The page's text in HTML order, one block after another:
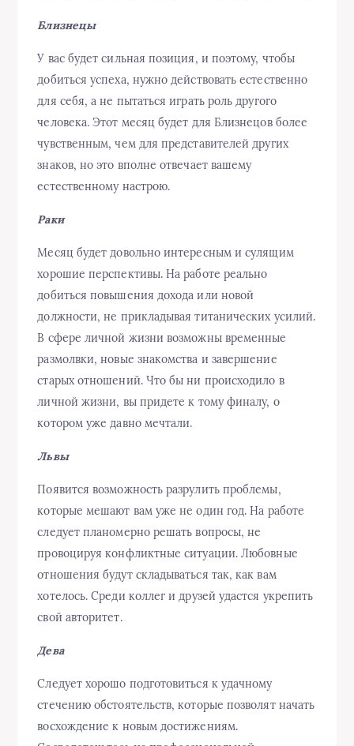
Близнецы
У вас будет сильная позиция, и поэтому, чтобы
добиться успеха, нужно действовать естественно
для себя, а не пытаться играть роль другого
человека. Этот месяц будет для Близнецов более
чувственным, чем для представителей других
знаков, но это вполне отвечает вашему
естественному настрою.
Раки
Месяц будет довольно интересным и сулящим
хорошие перспективы. На работе реально
добиться повышения дохода или новой
должности, не прикладывая титанических усилий.
В сфере личной жизни возможны временные
размолвки, новые знакомства и завершение
старых отношений. Что бы ни происходило в
личной жизни, вы придете к тому финалу, о
котором уже давно мечтали.
Львы
Появится возможность разрулить проблемы,
которые мешают вам уже не один год. На работе
следует планомерно решать вопросы, не
провоцируя конфликтные ситуации. Любовные
отношения будут складываться так, как вам
хотелось. Среди коллег и друзей удастся укрепить
свой авторитет.
Дева
Следует хорошо подготовиться к удачному
стечению обстоятельств, которые позволят начать
восхождение к новым достижениям.